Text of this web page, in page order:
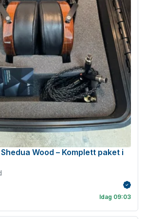
Wood – Komplett paket i
Idag 09:03